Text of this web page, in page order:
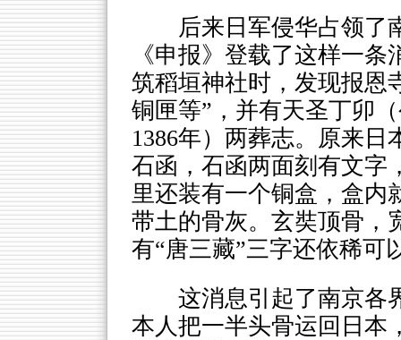
后来日军侵华占领了
《申报》登载了这样一
筑稻垣神社时，发现报恩
铜匣等”，并有天圣丁卯
1386年）两葬志。原来
石函，石函两面刻有文字
里还装有一个铜盒，盒内
带土的骨灰。玄奘顶骨，
有“唐三藏”三字还依稀可
这消息引起了南京各
本人把一半头骨运回日本